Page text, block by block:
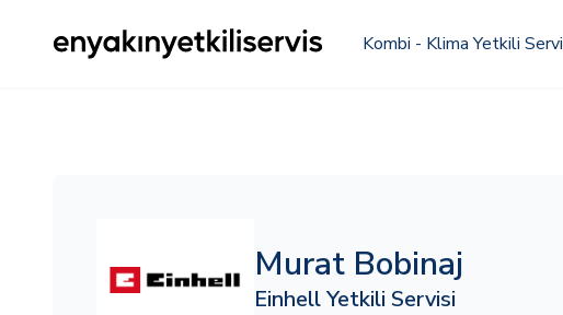
Kombi - Klima Yetkili
Murat Bobinaj
Einhell Yetkili Servisi